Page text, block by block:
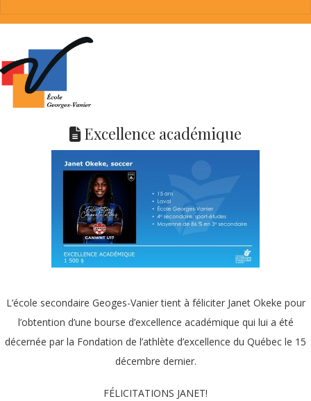
Excellence académique
L’école secondaire Geoges-Vanier tient à féliciter Janet Okeke pour
l’obtention d’une bourse d’excellence académique qui lui a été
décernée par la Fondation de l’athlète d’excellence du Québec le 15
décembre dernier.
FÉLICITATIONS JANET!